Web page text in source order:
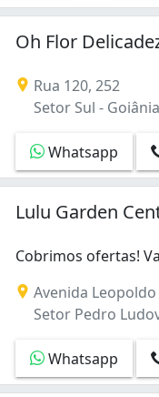
(1)
(1)
(1)
(1)
(1)
Oh Flor
Rua 120, 252
Setor Sul -
Whatsapp
Lulu Garden
Cobrimos ofertas!
Avenida
Setor Pedro
Whatsapp